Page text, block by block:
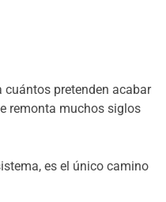
cuántos pretenden acabar
remonta muchos siglos
es el único camino